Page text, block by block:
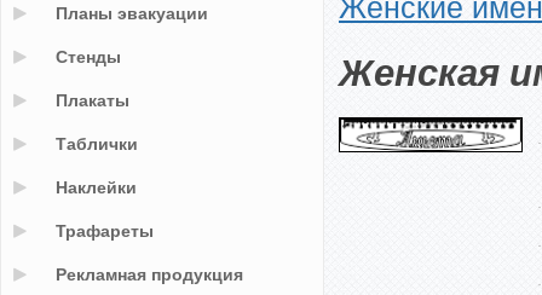
Женские
Женская
Планы эвакуации
Стенды
Плакаты
Таблички
Наклейки
Трафареты
Рекламная продукция